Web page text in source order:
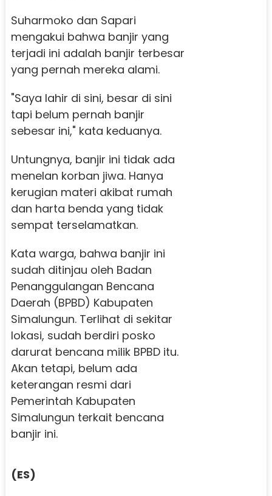
Suharmoko dan Sapari
mengakui bahwa banjir yang
terjadi ini adalah banjir terbesar
yang pernah mereka alami.
"Saya lahir di sini, besar di sini
tapi belum pernah banjir
sebesar ini," kata keduanya.
Untungnya, banjir ini tidak ada
menelan korban jiwa. Hanya
kerugian materi akibat rumah
dan harta benda yang tidak
sempat terselamatkan.
Kata warga, bahwa banjir ini
sudah ditinjau oleh Badan
Penanggulangan Bencana
Daerah (BPBD) Kabupaten
Simalungun. Terlihat di sekitar
lokasi, sudah berdiri posko
darurat bencana milik BPBD itu.
Akan tetapi, belum ada
keterangan resmi dari
Pemerintah Kabupaten
Simalungun terkait bencana
banjir ini.
(ES)